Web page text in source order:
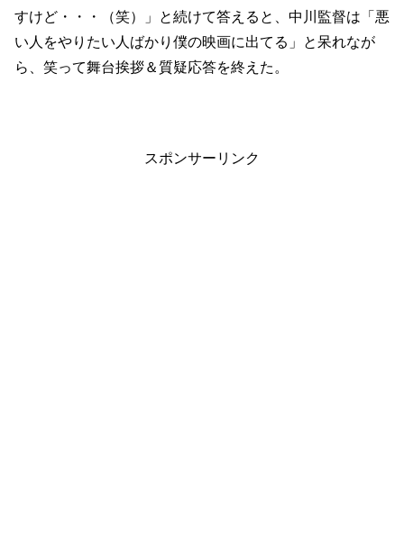
すけど・・・（笑）」と続けて答えると、中川監督は「悪
い人をやりたい人ばかり僕の映画に出てる」と呆れなが
ら、笑って舞台挨拶＆質疑応答を終えた。
スポンサーリンク